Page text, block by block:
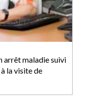
arrêt maladie suivi
la visite de